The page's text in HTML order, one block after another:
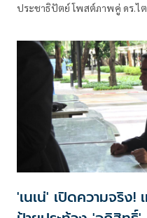
ประชาธิปัตย์ โพสต์ภาพคู่ ดร.ไ
ต่อสู้เพื่อปกป้องผลประโยชน์ข
'เนเน่' เปิดความจริง!